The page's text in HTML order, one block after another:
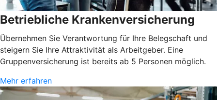
Betriebliche Krankenversicherung
Übernehmen Sie Verantwortung für Ihre Belegschaft und
steigern Sie Ihre Attraktivität als Arbeitgeber. Eine
Gruppenversicherung ist bereits ab 5 Personen möglich.
Mehr erfahren